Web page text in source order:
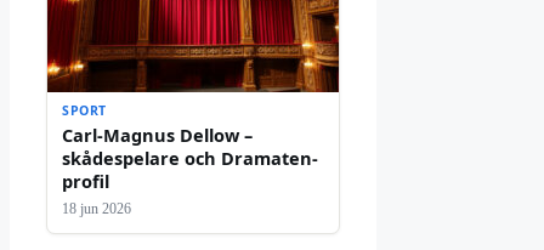
SPORT
Carl-Magnus Dellow –
skådespelare och Dramaten-
profil
18 jun 2026